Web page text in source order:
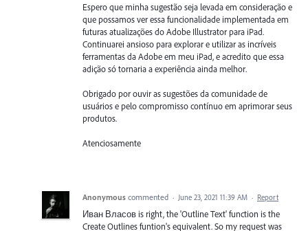
Espero que minha sugestão seja levada em consideração e
que possamos ver essa funcionalidade implementada em
futuras atualizações do Adobe Illustrator para iPad.
Continuarei ansioso para explorar e utilizar as incríveis
ferramentas da Adobe em meu iPad, e acredito que essa
adição só tornaria a experiência ainda melhor.
Obrigado por ouvir as sugestões da comunidade de
usuários e pelo compromisso contínuo em aprimorar seus
produtos.
Atenciosamente
Anonymous commented · June 23, 2021 11:39 AM · Report
Иван Власов is right, the 'Outline Text' function is the
Create Outlines funtion's equivalent. So my request was